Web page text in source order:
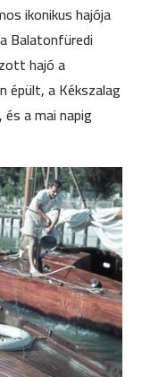
ikonikus hajója
Balatonfüredi
hajó a
épült, a Kékszalag
a mai napig